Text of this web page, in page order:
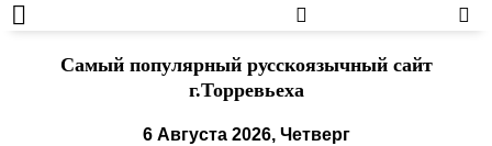
Cамый популярный русскоязычный сайт
г.Торревьеха
6 Августа 2026, Четверг